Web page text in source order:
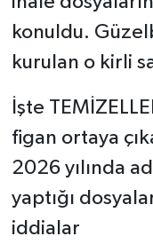
konuldu.
kurulan o kirli
İşte
figan ortaya
2026 yılında
yaptığı
iddialar